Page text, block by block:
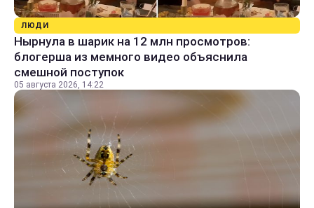
ЛЮДИ
Нырнула в шарик на 12 млн просмотров:
блогерша из мемного видео объяснила
смешной поступок
05 августа 2026, 14:22